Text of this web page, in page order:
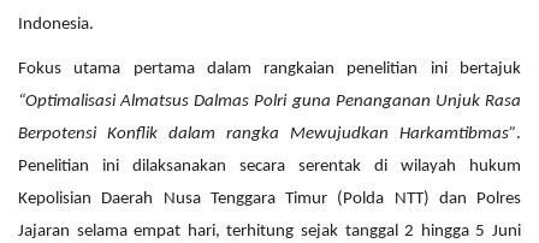
Indonesia.
Fokus utama pertama dalam rangkaian penelitian ini bertajuk
“Optimalisasi Almatsus Dalmas Polri guna Penanganan Unjuk Rasa
Berpotensi Konflik dalam rangka Mewujudkan Harkamtibmas”.
Penelitian ini dilaksanakan secara serentak di wilayah hukum
Kepolisian Daerah Nusa Tenggara Timur (Polda NTT) dan Polres
Jajaran selama empat hari, terhitung sejak tanggal 2 hingga 5 Juni